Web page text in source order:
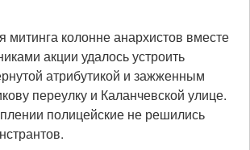
митинга колонне анархистов вместе
акции удалось устроить
атрибутикой и зажженным
переулку и Каланчевской улице.
полицейские не решились